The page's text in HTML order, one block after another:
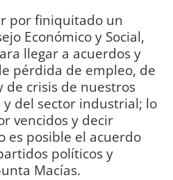
por finiquitado un
Económico y Social,
llegar a acuerdos y
pérdida de empleo, de
de crisis de nuestros
del sector industrial; lo
vencidos y decir
es posible el acuerdo
políticos y
Macías.